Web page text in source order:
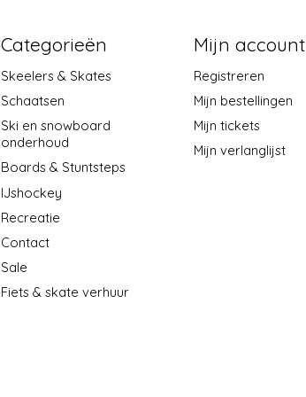
Categorieën
Skeelers & Skates
Schaatsen
Ski en snowboard
onderhoud
Boards & Stuntsteps
IJshockey
Recreatie
Contact
Sale
Fiets & skate verhuur
Mijn account
Registreren
Mijn bestellingen
Mijn tickets
Mijn verlanglijst